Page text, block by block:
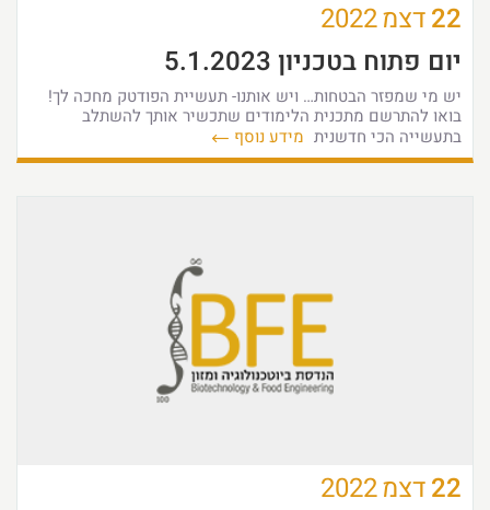
22דצמ2022
יום פתוח בטכניון 5.1.2023
יש מי שמפזר הבטחות… ויש אותנו- תעשיית הפודטק מחכה לך!
בואו להתרשם מתכנית הלימודים שתכשיר אותך להשתלב
בתעשייה הכי חדשנית מידע נוסף
22דצמ2022